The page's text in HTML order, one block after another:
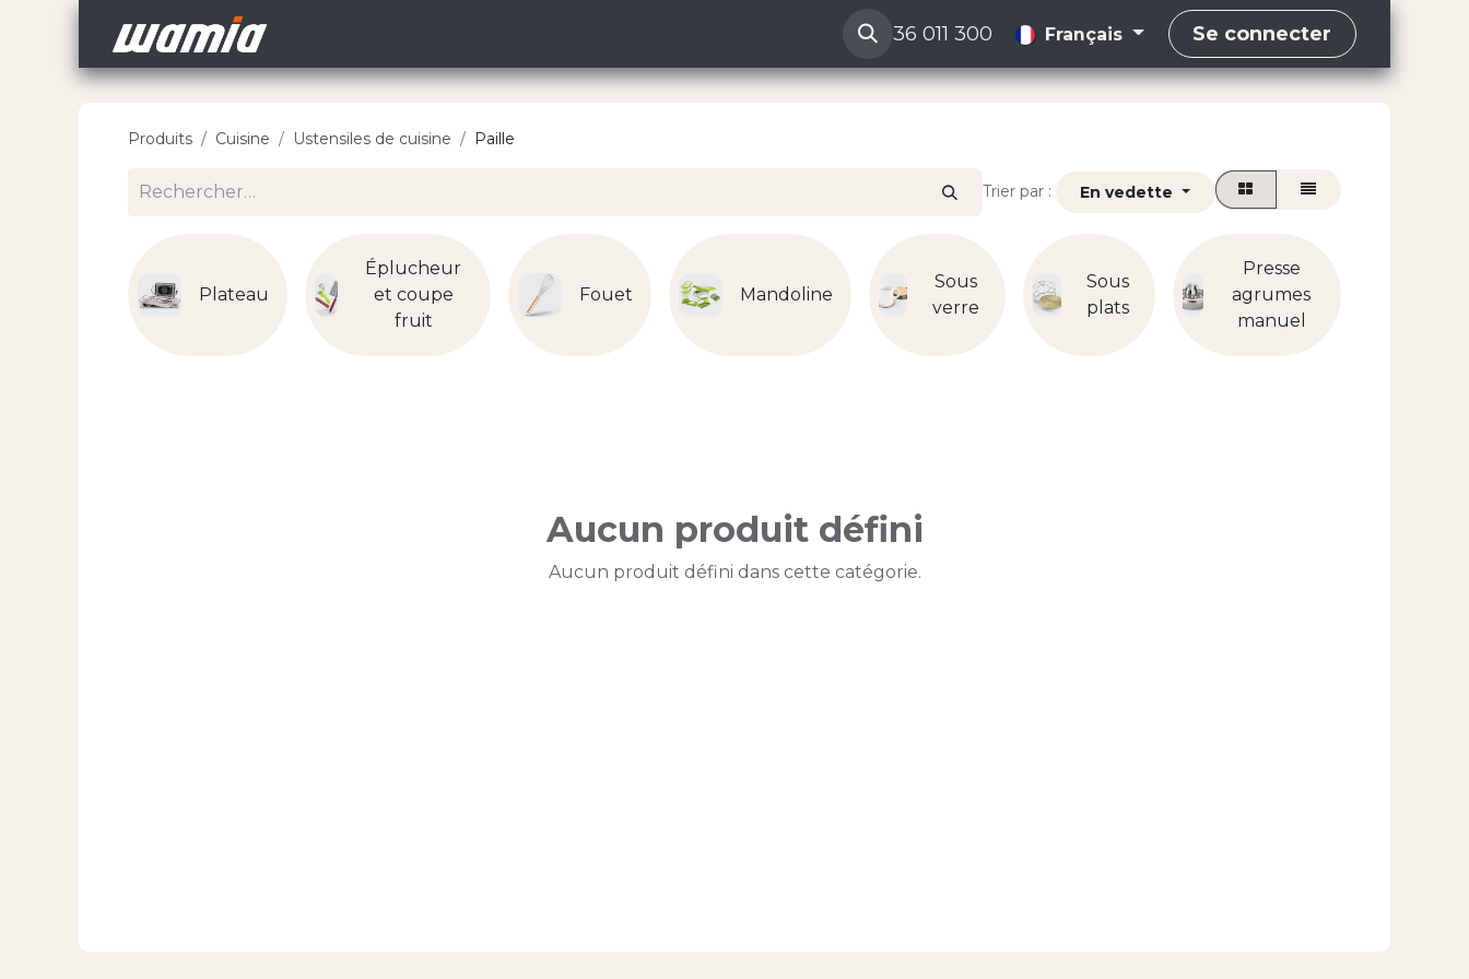
36 011 300 Français Se connecter
Produits Cuisine Ustensiles de cuisine Paille
Trier par : En vedette
Plateau
Éplucheur
et coupe
fruit
Fouet Mandoline
Sous
verre
Sous
plats
Presse
agrumes
manuel
Aucun produit défini
Aucun produit défini dans cette catégorie.